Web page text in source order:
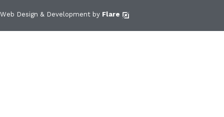
Web Design & Development by Flare